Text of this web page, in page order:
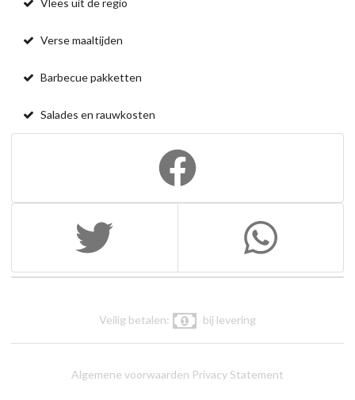
Vlees uit de regio
Verse maaltijden
Barbecue pakketten
Salades en rauwkosten
Veilig betalen: bij levering
Algemene voorwaarden Privacy Statement